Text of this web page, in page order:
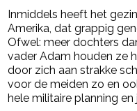
Inmiddels heeft het
Amerika, dat grappig
Ofwel: meer dochters
vader Adam houden ze
door zich aan strakke
voor de meiden zo en
hele militaire planning en